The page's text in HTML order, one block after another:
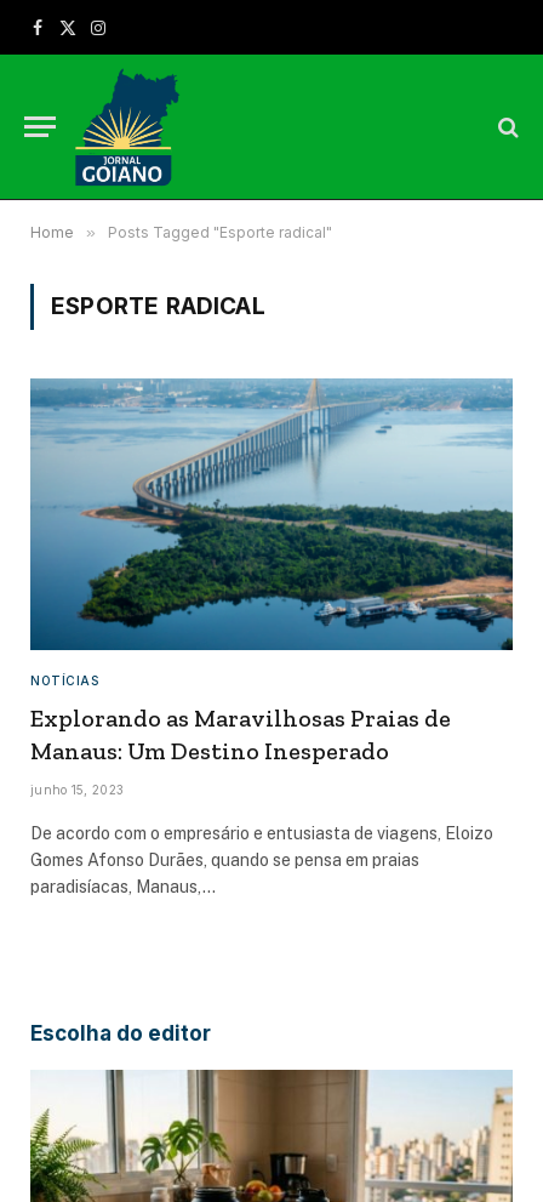
Facebook
X
Instagram
Home » Posts Tagged "Esporte radical"
ESPORTE RADICAL
NOTÍCIAS
Explorando as Maravilhosas Praias de
Manaus: Um Destino Inesperado
junho 15, 2023
De acordo com o empresário e entusiasta de viagens, Eloizo
Gomes Afonso Durães, quando se pensa em praias
paradisíacas, Manaus,…
Escolha do editor